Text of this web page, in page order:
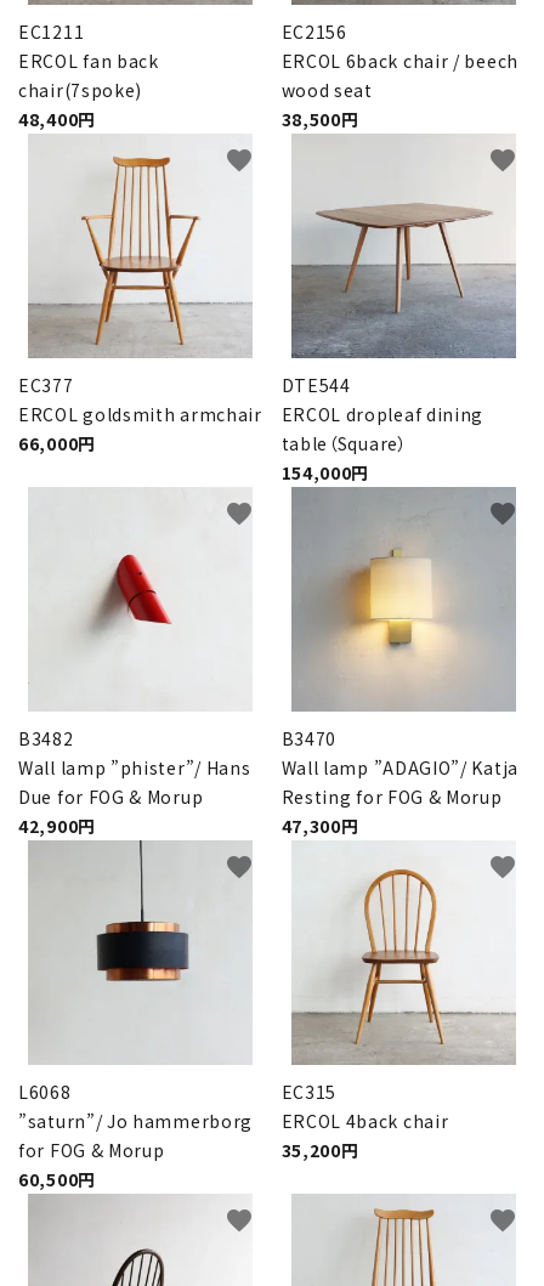
EC1211
ERCOL fan back
chair(7spoke)
48,400円
EC2156
ERCOL 6back chair / beech
wood seat
38,500円
EC377
ERCOL goldsmith armchair
66,000円
favorite
DTE544
ERCOL dropleaf dining
table（Square）
154,000円
favorite
B3482
Wall lamp ”phister”/ Hans
Due for FOG & Morup
42,900円
favorite
B3470
Wall lamp ”ADAGIO”/ Katja
Resting for FOG & Morup
47,300円
favorite
L6068
”saturn”/ Jo hammerborg
for FOG & Morup
60,500円
favorite
EC315
ERCOL 4back chair
35,200円
favorite
favorite favorite